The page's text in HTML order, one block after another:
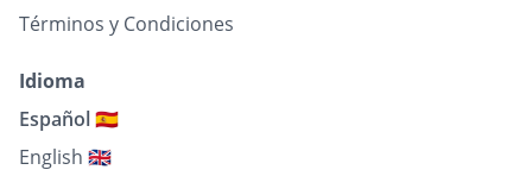
Términos y Condiciones
Idioma
Español 🇪🇸
English 🇬🇧